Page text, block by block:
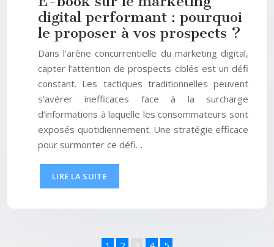
digital performant : pourquoi
le proposer à vos prospects ?
Dans l’arène concurrentielle du marketing digital,
capter l’attention de prospects ciblés est un défi
constant. Les tactiques traditionnelles peuvent
s’avérer inefficaces face à la surcharge
d’informations à laquelle les consommateurs sont
exposés quotidiennement. Une stratégie efficace
pour surmonter ce défi…
LIRE LA SUITE